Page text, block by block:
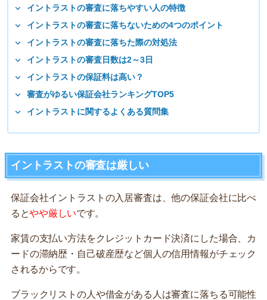
イントラストの審査に落ちやすい人の特徴
イントラストの審査に落ちないための4つのポイント
イントラストの審査に落ちた際の対処法
イントラストの審査日数は2～3日
イントラストの保証料は高い？
審査がゆるい保証会社ランキングTOP5
イントラストに関するよくある質問集
イントラストの審査は厳しい
保証会社イントラストの入居審査は、他の保証会社に比べ
るとやや厳しいです。
家賃の支払い方法をクレジットカード決済にした場合、カ
ードの滞納歴・自己破産歴など個人の信用情報がチェック
されるからです。
ブラックリストの人や借金がある人は審査に落ちる可能性